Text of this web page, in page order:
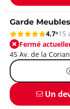
Garde
4,7 15
Fermé
45 Av. de la
Un